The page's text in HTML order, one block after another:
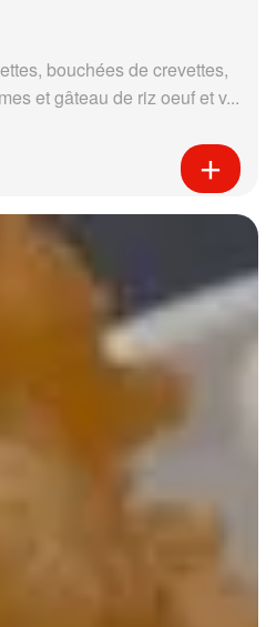
bouchées de crevettes,
et gâteau de riz oeuf et v...